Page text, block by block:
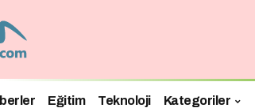
Eğitim Teknoloji Kategoriler